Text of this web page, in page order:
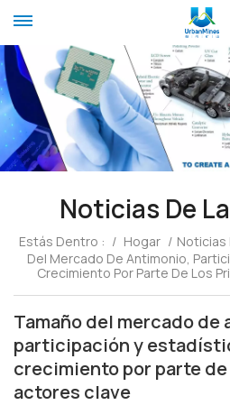
Noticias De
Estás Dentro : / Hogar / Noticias
Del Mercado De Antimonio,
Crecimiento Por Parte De Los
Tamaño del mercado de
participación y
crecimiento por parte
actores clave